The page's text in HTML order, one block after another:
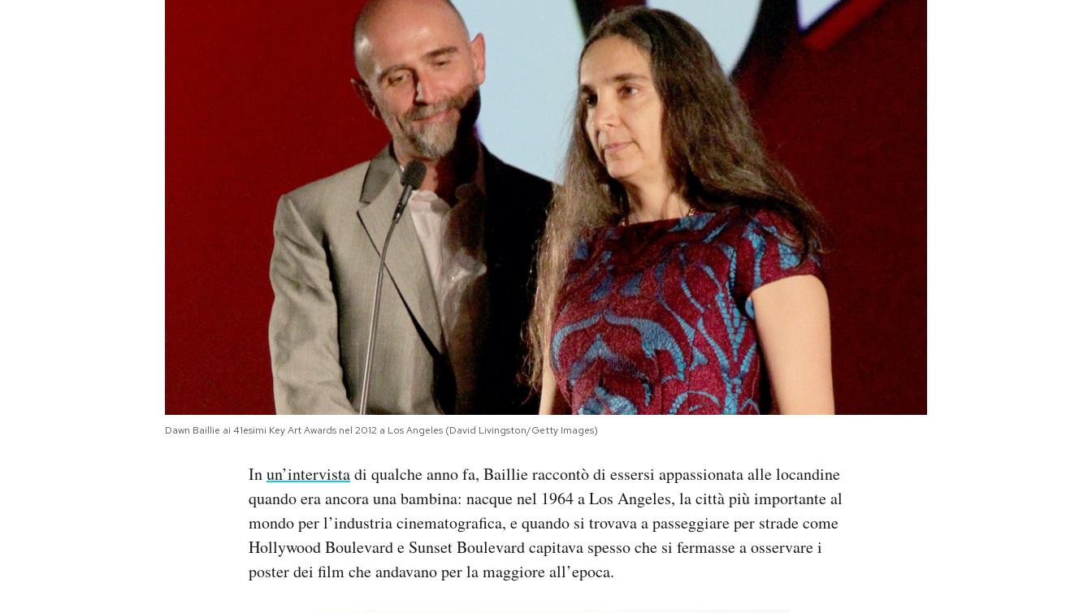
Dawn Baillie ai 41esimi Key Art Awards nel 2012 a Los Angeles (David Livingston/Getty Images)
Inun’intervistadi qualche anno fa, Baillie raccontò di essersi appassionata alle locandine
quando era ancora una bambina: nacque nel 1964 a Los Angeles, la città più importante al
mondo per l’industria cinematografica, e quando si trovava a passeggiare per strade come
Hollywood Boulevard e Sunset Boulevard capitava spesso che si fermasse a osservare i
poster dei film che andavano per la maggiore all’epoca.